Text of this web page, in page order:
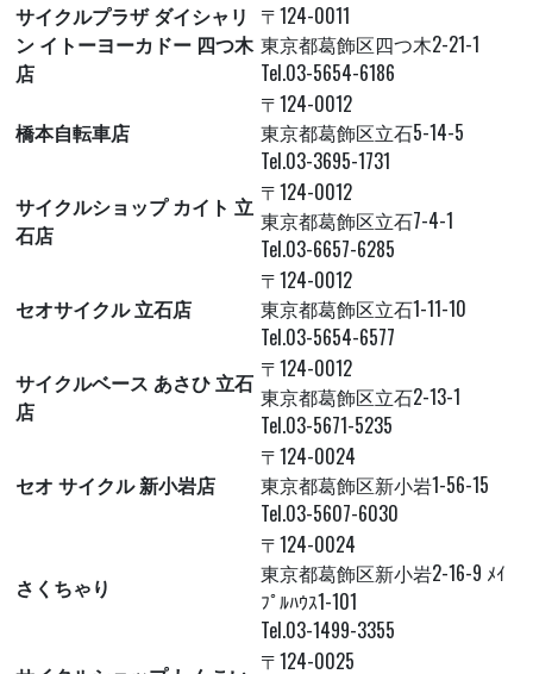
サイクルプラザ ダイシャリ
ン イトーヨーカドー 四つ木
店
〒124-0011
東京都葛飾区四つ木2-21-1
Tel.03-5654-6186
橋本自転車店
〒124-0012
東京都葛飾区立石5-14-5
Tel.03-3695-1731
サイクルショップ カイト 立
石店
〒124-0012
東京都葛飾区立石7-4-1
Tel.03-6657-6285
セオサイクル 立石店
〒124-0012
東京都葛飾区立石1-11-10
Tel.03-5654-6577
サイクルベース あさひ 立石
店
〒124-0012
東京都葛飾区立石2-13-1
Tel.03-5671-5235
セオ サイクル 新小岩店
〒124-0024
東京都葛飾区新小岩1-56-15
Tel.03-5607-6030
さくちゃり
〒124-0024
東京都葛飾区新小岩2-16-9 ﾒｲ
ﾌﾟﾙﾊｳｽ1-101
Tel.03-1499-3355
〒124-0025